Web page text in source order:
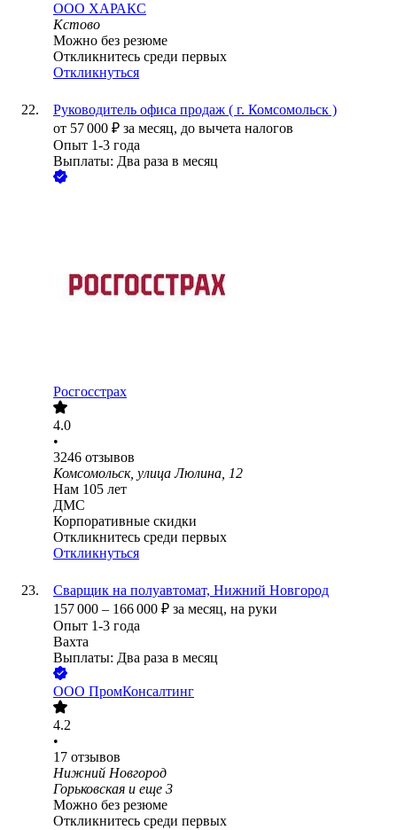
ООО ХАРАКС
Кстово
Можно без резюме
Откликнитесь среди первых
Откликнуться
Руководитель офиса продаж ( г. Комсомольск )
от 57 000 ₽ за месяц, до вычета налогов
Опыт 1-3 года
Выплаты: Два раза в месяц
Росгосстрах
4.0
•
3246 отзывов
Комсомольск, улица Люлина, 12
Нам 105 лет
ДМС
Корпоративные скидки
Откликнитесь среди первых
Откликнуться
Сварщик на полуавтомат, Нижний Новгород
157 000 – 166 000 ₽ за месяц, на руки
Опыт 1-3 года
Вахта
Выплаты: Два раза в месяц
ООО ПромКонсалтинг
4.2
•
17 отзывов
Нижний Новгород
Горьковская и еще 3
Можно без резюме
Откликнитесь среди первых